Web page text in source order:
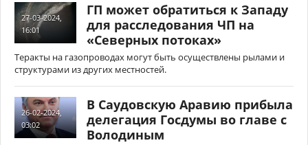
27-03-2024,
16:01
ГП может обратиться к Западу
для расследования ЧП на
«Северных потоках»
Теракты на газопроводах могут быть осуществлены рылами и
структурами из других местностей.
26-02-2024,
03:02
В Саудовскую Аравию прибыла
делегация Госдумы во главе с
Володиным